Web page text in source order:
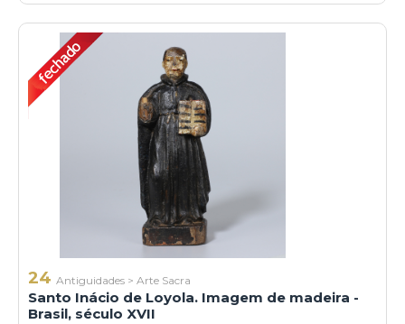
24 Antiguidades > Arte Sacra
Santo Inácio de Loyola. Imagem de madeira -
Brasil, século XVII